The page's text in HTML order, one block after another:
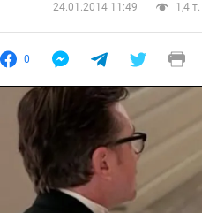
24.01.2014 11:49
1,4 т.
0